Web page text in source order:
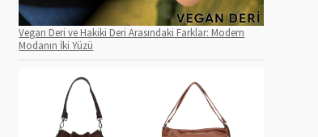
Vegan Deri ve Hakiki Deri Arasındaki Farklar: Modern
Modanın İki Yüzü